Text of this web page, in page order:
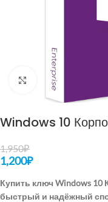
Нажмите, чтобы
Windows 10
1,950₽
1,200₽
Купить ключ Windows 10
быстрый и надёжный